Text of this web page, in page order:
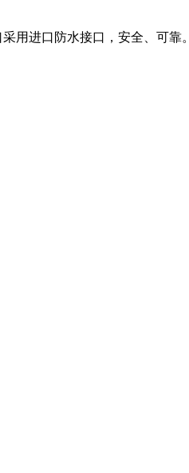
用进口防水接口，安全、可靠。